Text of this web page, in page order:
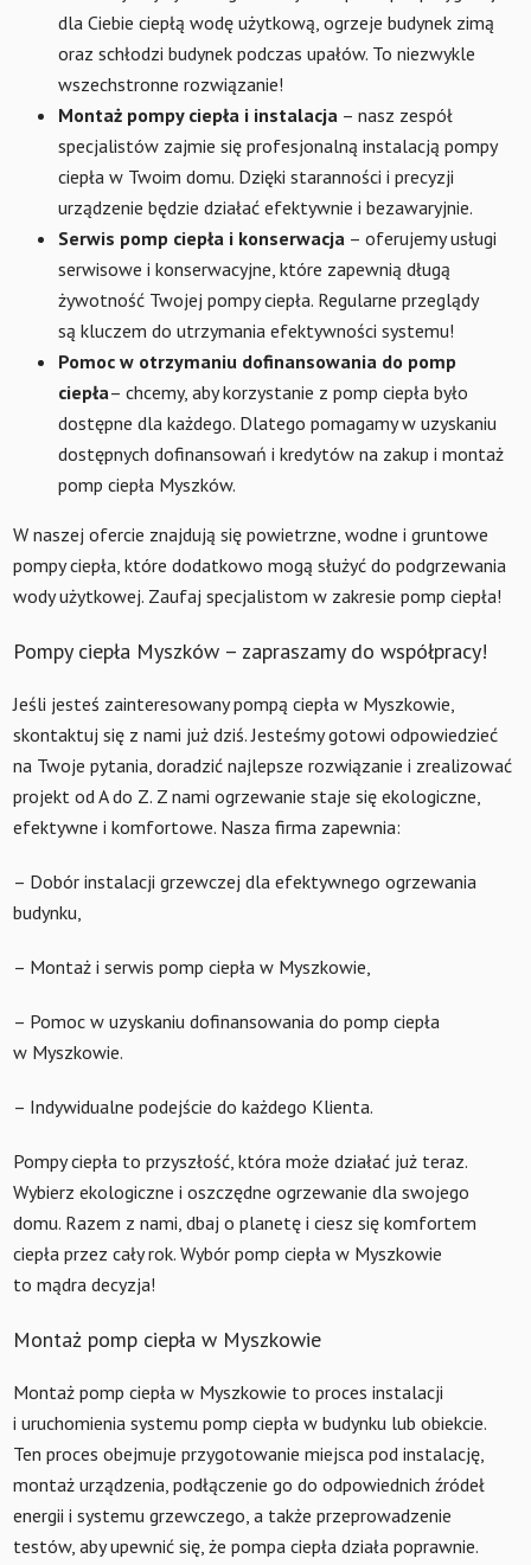
dla Ciebie ciepłą wodę użytkową, ogrzeje budynek zimą
oraz schłodzi budynek podczas upałów. To niezwykle
wszechstronne rozwiązanie!
Montaż pompy ciepła i instalacja – nasz zespół
specjalistów zajmie się profesjonalną instalacją pompy
ciepła w Twoim domu. Dzięki staranności i precyzji
urządzenie będzie działać efektywnie i bezawaryjnie.
Serwis pomp ciepła i konserwacja – oferujemy usługi
serwisowe i konserwacyjne, które zapewnią długą
żywotność Twojej pompy ciepła. Regularne przeglądy
są kluczem do utrzymania efektywności systemu!
Pomoc w otrzymaniu dofinansowania do pomp
ciepła– chcemy, aby korzystanie z pomp ciepła było
dostępne dla każdego. Dlatego pomagamy w uzyskaniu
dostępnych dofinansowań i kredytów na zakup i montaż
pomp ciepła Myszków.
W naszej ofercie znajdują się powietrzne, wodne i gruntowe
pompy ciepła, które dodatkowo mogą służyć do podgrzewania
wody użytkowej. Zaufaj specjalistom w zakresie pomp ciepła!
Pompy ciepła Myszków – zapraszamy do współpracy!
Jeśli jesteś zainteresowany pompą ciepła w Myszkowie,
skontaktuj się z nami już dziś. Jesteśmy gotowi odpowiedzieć
na Twoje pytania, doradzić najlepsze rozwiązanie i zrealizować
projekt od A do Z. Z nami ogrzewanie staje się ekologiczne,
efektywne i komfortowe. Nasza firma zapewnia:
– Dobór instalacji grzewczej dla efektywnego ogrzewania
budynku,
– Montaż i serwis pomp ciepła w Myszkowie,
– Pomoc w uzyskaniu dofinansowania do pomp ciepła
w Myszkowie.
– Indywidualne podejście do każdego Klienta.
Pompy ciepła to przyszłość, która może działać już teraz.
Wybierz ekologiczne i oszczędne ogrzewanie dla swojego
domu. Razem z nami, dbaj o planetę i ciesz się komfortem
ciepła przez cały rok. Wybór pomp ciepła w Myszkowie
to mądra decyzja!
Montaż pomp ciepła w Myszkowie
Montaż pomp ciepła w Myszkowie to proces instalacji
i uruchomienia systemu pomp ciepła w budynku lub obiekcie.
Ten proces obejmuje przygotowanie miejsca pod instalację,
montaż urządzenia, podłączenie go do odpowiednich źródeł
energii i systemu grzewczego, a także przeprowadzenie
testów, aby upewnić się, że pompa ciepła działa poprawnie.